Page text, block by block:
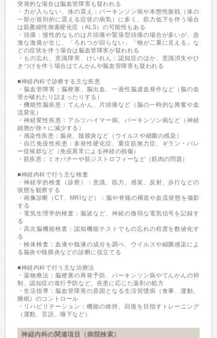
突発的な場合は脳血管障害も疑われる
・力が入らない、体の震え：パーキンソン病や本態性振戦（体の
一部が規則的に震える症状の病気）に多く、筋力低下を伴う場合
は筋萎縮性側索硬化症（ALS）の可能性もある
・頭痛：慢性的なものは片頭痛や緊張型頭痛の場合が多いが、急
激な激痛が生じ、「ろれつが回らない」「物が二重に見える」な
どの症状を伴う場合は脳血管障害が疑われる
・もの忘れ、意識障害、けいれん：認知症のほか、意識消失やひ
きつけを伴う場合はてんかんや脳血管障害も疑われる
■神経内科で診療する主な疾患
・脳血管障害：脳梗塞、脳出血、一過性脳虚血発作など（脳の血
管が破れたり詰まったりする）
・機能性脳疾患：てんかん、片頭痛など（脳の一時的な興奮や血
流変化）
・神経変性疾患：アルツハイマー病、パーキンソン病など（神経
細胞が徐々に減少する）
・感染性疾患：脳炎、髄膜炎など（ウイルスや細菌の感染）
・自己免疫性疾患：多発性硬化症、重症筋無力症、ギラン・バレ
ー症候群など（免疫異常による神経の損傷）
・筋疾患：ミオパチーや筋ジストロフィーなど（筋肉の問題）
■神経内科で行う主な検査
・神経学的検査（診察）：意識、筋力、感覚、反射、歩行などの
状態を観察する
・画像診断（CT、MRIなど）：脳や脊髄の構造や血流状態を撮影
する
・電気生理学的検査：脳波など、神経の微弱な電気信号を記録す
る
・高次脳機能検査：認知機能テストでもの忘れの程度を数値化す
る
・検体検査：血液や髄液の成分を調べ、ウイルスや細菌感染によ
る脳炎や髄膜炎などの診断に役立てる
■神経内科で行う主な治療法
・薬物療法：脳梗塞の再発予防、パーキンソン病やてんかんの抑
制、認知症の進行予防など、疾患に応じた薬剤の処方
・生活指導：脳血管障害の原因となる生活習慣病（食事、運動、
睡眠）のコントロール
・リハビリテーション：機能の維持、回復を目指すトレーニング
（運動、言語、嚥下など）
神経内科の関連項目（病院検索）